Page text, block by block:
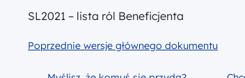
SL2021 – lista ról Beneficjenta
Poprzednie wersje głównego dokumentu